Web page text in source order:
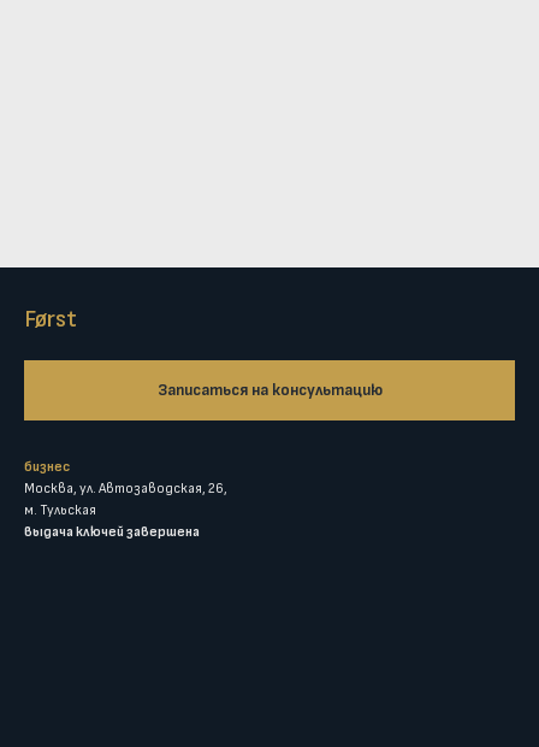
Først
Записаться на консультацию
бизнес
Москва, ул. Автозаводская, 26,
м. Тульская
выдача ключей завершена